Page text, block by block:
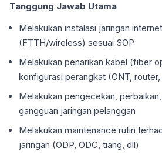
Tanggung Jawab Utama
Melakukan instalasi jaringan
(FTTH/wireless) sesuai SOP
Melakukan penarikan kabel (fiber
konfigurasi perangkat (ONT,
Melakukan pengecekan,
gangguan jaringan pelanggan
Melakukan maintenance rutin
jaringan (ODP, ODC, tiang, dll)